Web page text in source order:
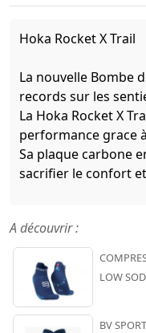
Hoka Rocket X Trail
La nouvelle Bombe
records sur les
La Hoka Rocket X
performance grace
Sa plaque carbone
sacrifier le confort
A découvrir :
LOW
BV